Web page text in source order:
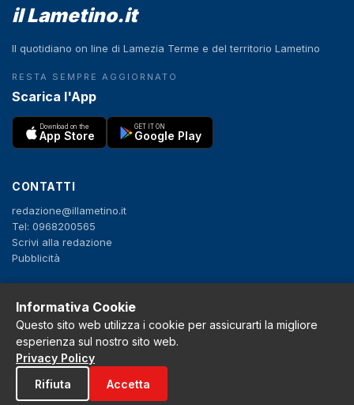
il Lametino.it
Il quotidiano on line di Lamezia Terme e del territorio Lametino
RESTA SEMPRE AGGIORNATO
Scarica l'App
Download on the
App Store
GET IT ON
Google Play
CONTATTI
redazione@illametino.it
Tel: 0968200565
Scrivi alla redazione
Pubblicità
SEGUICI
f X IG YT
Privacy Policy
Cookie Policy
Note legali
Informativa Cookie
Questo sito web utilizza i cookie per assicurarti la migliore
esperienza sul nostro sito web.
Privacy Policy
Rifiuta
Accetta